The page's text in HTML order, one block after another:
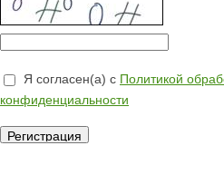
Я согласен(а) с Политикой
конфиденциальности